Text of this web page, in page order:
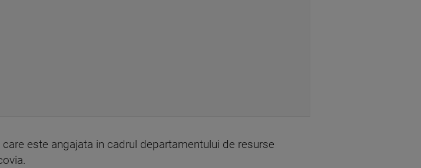
este angajata in cadrul departamentului de resurse